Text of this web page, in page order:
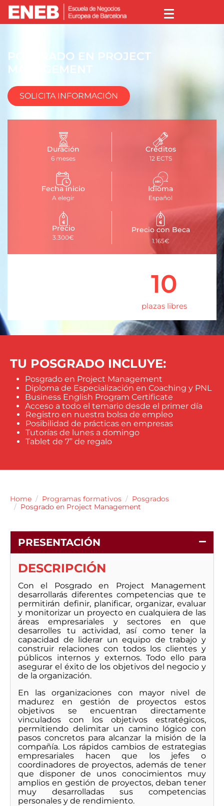
POSGRADO EN PROJECT
MANAGEMENT
SOLICITA INFORMACIÓN
Duración
6 meses
Créditos
12 ECTS
Fecha inicio
A elegir
Idioma
Español
Precio
3.300€
Precio con Beca
1.165€
plazas libres
10
TU POSGRADO INCLUYE:
Posgrado en Project Management
Diploma de Especialización en Coaching y PNL
Business English Program Certificate
Acceso a todo el temario desde el primer día
Registro en nuestra bolsa de empleo
Posibilidad de prácticas en empresas
Tutorías de lunes a domingo
Tablet de 7” de regalo
Home Programas formativos
Posgrados
Posgrado en Project Management
PRESENTACIÓN
DESCRIPCIÓN
Con el Posgrado en Project Management
desarrollarás diferentes competencias que te
permitirán definir, planificar, organizar, evaluar
y monitorizar un proyecto en cualquiera de las
áreas empresariales y sectores en que
desarrolles tu actividad, así como tener la
capacidad de liderar un equipo de trabajo y
construir relaciones con todos los clientes y
públicos internos y externos. Todo ello para
asegurar el éxito de los objetivos del negocio y
de la organización.
En las organizaciones con mayor nivel de
madurez en gestión de proyectos estos
objetivos se encuentran directamente
vinculados con los objetivos estratégicos,
permitiendo delimitar un camino lógico con
pasos concretos para alcanzar la misión de la
compañía. Los rápidos cambios de estrategias
empresariales hacen que los jefes o
coordinadores de proyectos, además de tener
que disponer de unos conocimientos muy
amplios en gestión de proyectos, deban tener
muy desarrolladas sus competencias
personales y de rendimiento.